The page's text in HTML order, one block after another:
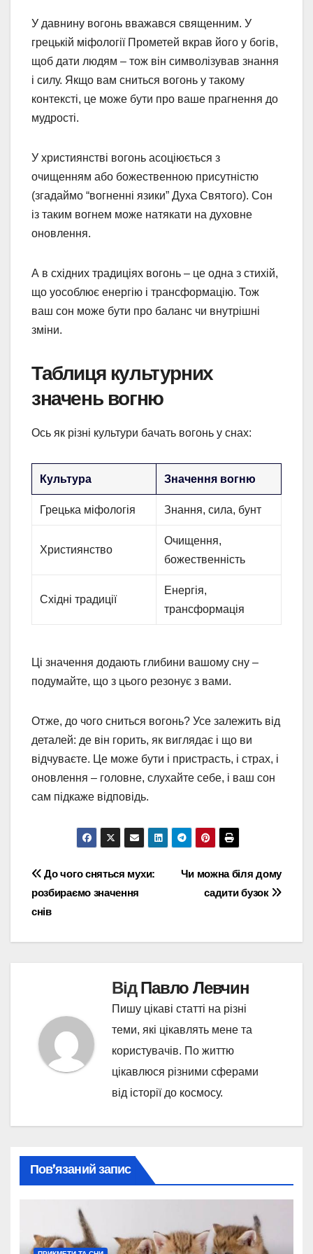
У давнину вогонь вважався священним. У
грецькій міфології Прометей вкрав його у богів,
щоб дати людям – тож він символізував знання
і силу. Якщо вам сниться вогонь у такому
контексті, це може бути про ваше прагнення до
мудрості.
У християнстві вогонь асоціюється з
очищенням або божественною присутністю
(згадаймо “вогненні язики” Духа Святого). Сон
із таким вогнем може натякати на духовне
оновлення.
А в східних традиціях вогонь – це одна з стихій,
що уособлює енергію і трансформацію. Тож
ваш сон може бути про баланс чи внутрішні
зміни.
Таблиця культурних
значень вогню
Ось як різні культури бачать вогонь у снах:
Культура Значення вогню
Грецька міфологія Знання, сила, бунт
Християнство
Очищення,
божественність
Східні традиції
Енергія,
трансформація
Ці значення додають глибини вашому сну –
подумайте, що з цього резонує з вами.
Отже, до чого сниться вогонь? Усе залежить від
деталей: де він горить, як виглядає і що ви
відчуваєте. Це може бути і пристрасть, і страх, і
оновлення – головне, слухайте себе, і ваш сон
сам підкаже відповідь.
Навігація
записів
Чи можна біля дому
садити бузок
До чого сняться мухи:
розбираємо значення
снів
ВідПавло Левчин
Пишу цікаві статті на різні
теми, які цікавлять мене та
користувачів. По життю
цікавлюся різними сферами
від історії до космосу.
Пов’язаний запис